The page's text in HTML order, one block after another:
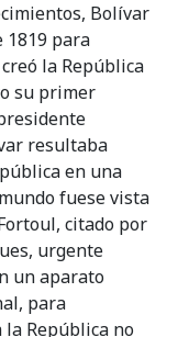
Bolívar
1819 para
la República
su primer
resultaba
en una
fuese vista
citado por
urgente
un aparato
para
República no